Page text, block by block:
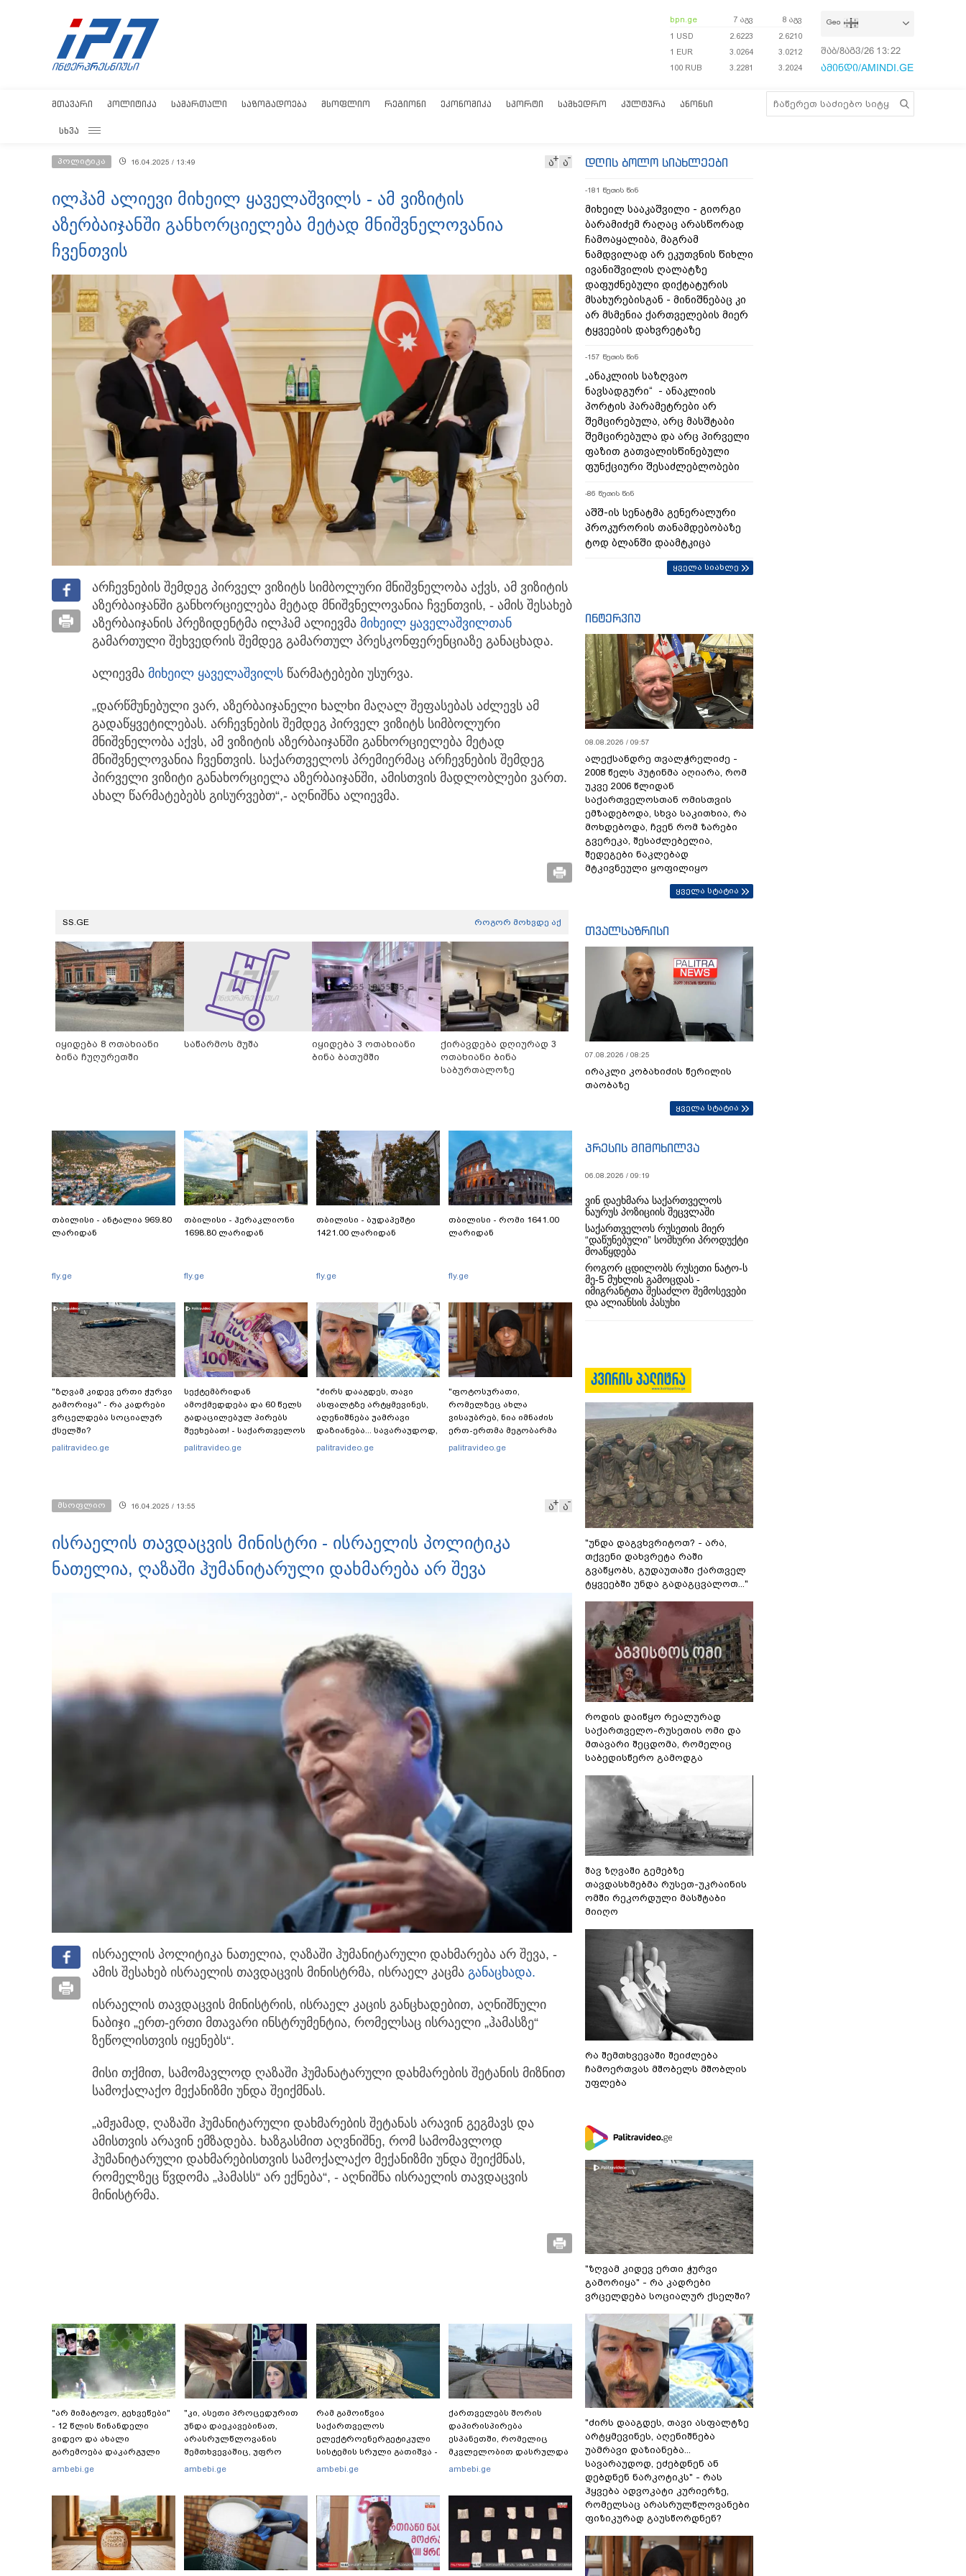
bpn.ge 7 აგვ
8 აგვ
1 USD
2.6223
2.6210
1 EUR
3.0264
3.0212
100 RUB
3.2281 3.2024
Geo
შაბ/8აგვ/26 13:22:02
ამინდი/AMINDI.GE
ᲛᲗᲐᲕᲐᲠᲘ ᲞᲝᲚᲘᲢᲘᲙᲐ ᲡᲐᲛᲐᲠᲗᲐᲚᲘ ᲡᲐᲖᲝᲒᲐᲓᲝᲔᲑᲐ ᲛᲡᲝᲤᲚᲘᲝ ᲠᲔᲒᲘᲝᲜᲘ ᲔᲙᲝᲜᲝᲛᲘᲙᲐ ᲡᲞᲝᲠᲢᲘ ᲡᲐᲛᲮᲔᲓᲠᲝ ᲙᲣᲚᲢᲣᲠᲐ ᲐᲜᲝᲜᲡᲘ
ᲡᲮᲕᲐ
პოლიტიკა 16.04.2025 / 13:49 ა ა
ილჰამ ალიევი მიხეილ ყაველაშვილს - ამ ვიზიტის
აზერბაიჯანში განხორციელება მეტად მნიშვნელოვანია
ჩვენთვის
არჩევნების შემდეგ პირველ ვიზიტს სიმბოლური მნიშვნელობა აქვს, ამ ვიზიტის
აზერბაიჯანში განხორციელება მეტად მნიშვნელოვანია ჩვენთვის, - ამის შესახებ
აზერბაიჯანის პრეზიდენტმა ილჰამ ალიევმა მიხეილ ყაველაშვილთან
გამართული შეხვედრის შემდეგ გამართულ პრესკონფერენციაზე განაცხადა.
ალიევმა მიხეილ ყაველაშვილს წარმატებები უსურვა.
„დარწმუნებული ვარ, აზერბაიჯანელი ხალხი მაღალ შეფასებას აძლევს ამ
გადაწყვეტილებას. არჩევნების შემდეგ პირველ ვიზიტს სიმბოლური
მნიშვნელობა აქვს, ამ ვიზიტის აზერბაიჯანში განხორციელება მეტად
მნიშვნელოვანია ჩვენთვის. საქართველოს პრემიერმაც არჩევნების შემდეგ
პირველი ვიზიტი განახორციელა აზერბაიჯანში, ამისთვის მადლობლები ვართ.
ახალ წარმატებებს გისურვებთ“,- აღნიშნა ალიევმა.
SS.GE როგორ მოხვდე აქ
იყიდება 8 ოთახიანი
ბინა ჩუღურეთში
საწარმოს მუშა
იყიდება 3 ოთახიანი
ბინა ბათუმში
ქირავდება დღიურად 3
ოთახიანი ბინა
საბურთალოზე
თბილისი - ანტალია 969.80
ლარიდან
fly.ge
თბილისი - ჰერაკლიონი
1698.80 ლარიდან
fly.ge
თბილისი - ბუდაპეშტი
1421.00 ლარიდან
fly.ge
თბილისი - რომი 1641.00
ლარიდან
fly.ge
"ზღვამ კიდევ ერთი ჭურვი
გამორიყა" - რა კადრები
ვრცელდება სოციალურ
ქსელში?
palitravideo.ge
სექტემბრიდან
ამოქმედდება და 60 წელს
გადაცილებულ პირებს
შეეხებათ! - საქართველოს
ეროვნული ბანკი
palitravideo.ge
"ძირს დააგდეს, თავი
ასფალტზე არტყმევინეს,
აღენიშნება უამრავი
დაზიანება... სავარაუდოდ,
ეძებდნენ ან დებდნენ
palitravideo.ge
"ფოტოსურათი,
რომელზეც ახლა
ვისაუბრებ, ნია იმნაძის
ერთ-ერთმა მეგობარმა
გამომიგზავნა..." - ეკა
palitravideo.ge
მსოფლიო 16.04.2025 / 13:55 ა ა
ისრაელის თავდაცვის მინისტრი - ისრაელის პოლიტიკა
ნათელია, ღაზაში ჰუმანიტარული დახმარება არ შევა
ისრაელის პოლიტიკა ნათელია, ღაზაში ჰუმანიტარული დახმარება არ შევა, -
ამის შესახებ ისრაელის თავდაცვის მინისტრმა, ისრაელ კაცმა განაცხადა.
ისრაელის თავდაცვის მინისტრის, ისრაელ კაცის განცხადებით, აღნიშნული
ნაბიჯი „ერთ-ერთი მთავარი ინსტრუმენტია, რომელსაც ისრაელი „ჰამასზე“
ზეწოლისთვის იყენებს“.
მისი თქმით, სამომავლოდ ღაზაში ჰუმანატარული დახმარების შეტანის მიზნით
სამოქალაქო მექანიზმი უნდა შეიქმნას.
„ამჟამად, ღაზაში ჰუმანიტარული დახმარების შეტანას არავინ გეგმავს და
ამისთვის არავინ ემზადება. ხაზგასმით აღვნიშნე, რომ სამომავლოდ
ჰუმანიტარული დახმარებისთვის სამოქალაქო მექანიზმი უნდა შეიქმნას,
რომელზეც წვდომა „ჰამასს“ არ ექნება“, - აღნიშნა ისრაელის თავდაცვის
მინისტრმა.
"არ მიმატოვო, გეხვეწები"
- 12 წლის წინანდელი
ვიდეო და ახალი
გარემოება დაკარგული
ბიჭის საქმეში: რას ამბობს
ambebi.ge
"კი, ასეთი პროცედურით
უნდა დაეკავებინათ,
არასრულწლოვანის
შემთხვევაშიც, უფრო
მსუბუქი ვარიანტი ძნელი
აღსრულდა განჩინება
ღამე" - იურისტები
ambebi.ge
რამ გამოიწვია
საქართველოს
ელექტროენერგეტიკული
სისტემის სრული გათიშვა -
რას ამბობს სემეკ-ის
ambebi.ge
ქართველებს შორის
დაპირისპირება
ესპანეთში, რომელიც
მკვლელობით დასრულდა
- რას წერს
რაინდის"
ambebi.ge
დღის ბოლო სიახლეები
-181 წუთის წინ
მიხეილ სააკაშვილი - გიორგი
ბარამიძემ რაღაც არასწორად
ჩამოაყალიბა, მაგრამ
ნამდვილად არ ეკუთვნის წიხლი
ივანიშვილის ღალატზე
დაფუძნებული დიქტატურის
მსახურებისგან - მინიშნებაც კი
არ მსმენია ქართველების მიერ
ტყვეების დახვრეტაზე
-157 წუთის წინ
„ანაკლიის საზღვაო
ნავსადგური“ - ანაკლიის
პორტის პარამეტრები არ
შემცირებულა, არც მასშტაბი
შემცირებულა და არც პირველი
ფაზით გათვალისწინებული
ფუნქციური შესაძლებლობები
-86 წუთის წინ
აშშ-ის სენატმა გენერალური
პროკურორის თანამდებობაზე
ტოდ ბლანში დაამტკიცა
ყველა სიახლე
ინტერვიუ
08.08.2026 / 09:57
ალექსანდრე თვალჭრელიძე -
2008 წელს პუტინმა აღიარა, რომ
უკვე 2006 წლიდან
საქართველოსთან ომისთვის
ემზადებოდა, სხვა საკითხია, რა
მოხდებოდა, ჩვენ რომ ზარები
გვერეკა, შესაძლებელია,
შედეგები ნაკლებად
მტკივნეული ყოფილიყო
ყველა სტატია
თვალსაზრისი
07.08.2026 / 08:25
ირაკლი კობახიძის წერილის
თაობაზე
ყველა სტატია
პრესის მიმოხილვა
06.08.2026 / 09:19
ვინ დაეხმარა საქართველოს
ნაურუს პოზიციის შეცვლაში
საქართველოს რუსეთის მიერ
“დაწუნებული” სომხური პროდუქტი
მოაწყდება
როგორ ცდილობს რუსეთი ნატო-ს
მე-5 მუხლის გამოცდას -
იმიგრანტთა შესაძლო შემოსევები
და ალიანსის პასუხი
"უნდა დაგვხვრიტოთ? - არა,
თქვენი დახვრეტა რაში
გვაწყობს, გუდაუთაში ქართველ
ტყვეებში უნდა გადაგცვალოთ..."
როდის დაიწყო რეალურად
საქართველო-რუსეთის ომი და
მთავარი შეცდომა, რომელიც
საბედისწერო გამოდგა
შავ ზღვაში გემებზე
თავდასხმებმა რუსეთ-უკრაინის
ომში რეკორდული მასშტაბი
მიიღო
რა შემთხვევაში შეიძლება
ჩამოერთვას მშობელს მშობლის
უფლება
"ზღვამ კიდევ ერთი ჭურვი
გამორიყა" - რა კადრები
ვრცელდება სოციალურ ქსელში?
"ძირს დააგდეს, თავი ასფალტზე
არტყმევინეს, აღენიშნება
უამრავი დაზიანება...
სავარაუდოდ, ეძებდნენ ან
დებდნენ ნარკოტიკს" - რას
ჰყვება ადვოკატი კურიერზე,
რომელსაც არასრულწლოვანები
ფიზიკურად გაუსწორდნენ?